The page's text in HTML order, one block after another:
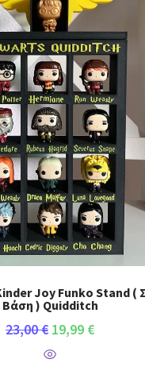
Joy Funko Stand (
Βάση ) Quidditch
23,00€ 19,99 €